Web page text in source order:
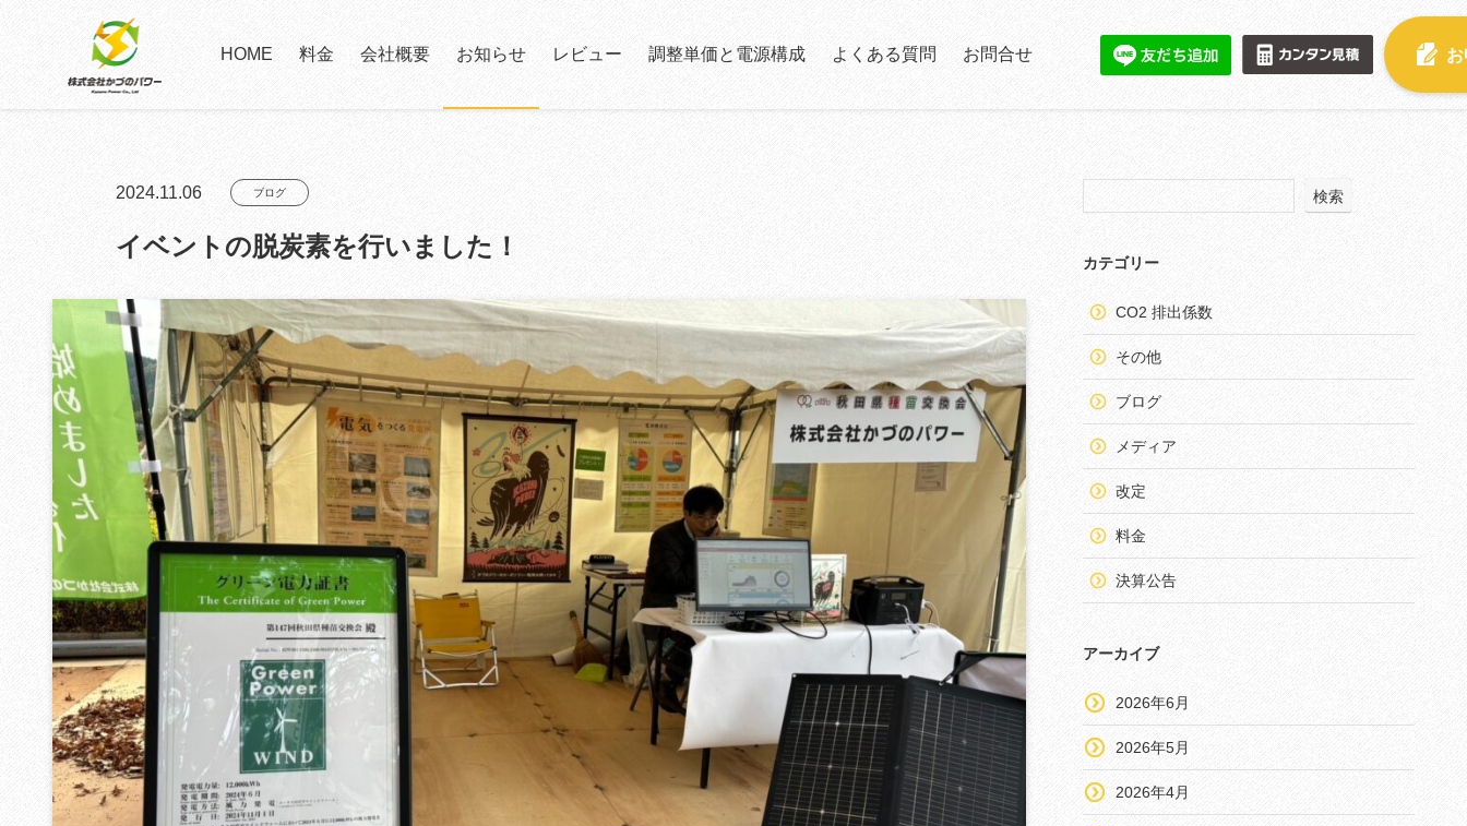
HOME 料金 会社概要 お知らせ レビュー 調整単価と電源構成 よくある質問 お問合せ
2024.11.06 ブログ
イベントの脱炭素を行いました！
検索
カテゴリー
CO2 排出係数
その他
ブログ
メディア
改定
料金
決算公告
アーカイブ
2026年6月
2026年5月
2026年4月